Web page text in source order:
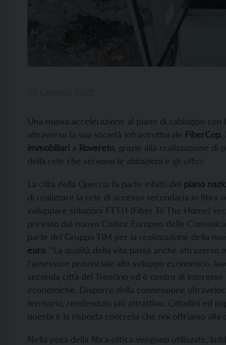
Una nuova accelerazione al piano di cablaggio con
attraverso la sua società infrastrutturale FiberCop
immobiliari a Rovereto , grazie alla realizzazione
della rete che servono le abitazioni e gli uffici.
La città della Quercia fa parte infatti del piano
di realizzare la rete di accesso secondaria in fibra
sviluppare soluzioni FTTH (Fiber To The Home)
previsto dal nuovo Codice Europeo delle
parte del Gruppo TIM per la realizzazione della
euro. “La qualità della vita passa anche
l’assessore provinciale allo sviluppo economico,
seconda città del Trentino ed è centro di
economiche. Disporre della connessione
territorio, rendendolo più attrattivo. Cittadini ed
questa è la risposta concreta che noi offriamo alla
Nella posa della fibra ottica vengono utilizzate,